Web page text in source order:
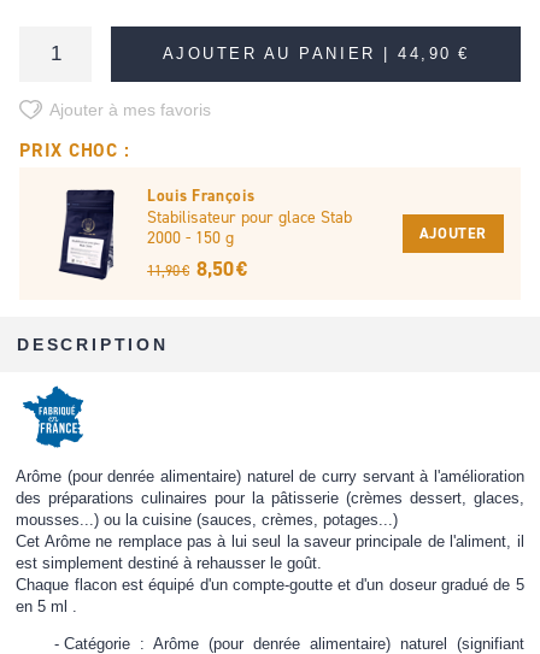
AJOUTER AU PANIER |44,90 €
Ajouter à mes favoris
PRIX CHOC :
Louis François
Stabilisateur pour glace Stab
2000 - 150 g
11,90 € 8,50 €
AJOUTER
DESCRIPTION
Arôme (pour denrée alimentaire) naturel de curry servant à l'amélioration
des préparations culinaires pour la pâtisserie (crèmes dessert, glaces,
mousses...) ou la cuisine (sauces, crèmes, potages...)
Cet Arôme ne remplace pas à lui seul la saveur principale de l'aliment, il
est simplement destiné à rehausser le goût.
Chaque flacon est équipé d'un compte-goutte et d'un doseur gradué de 5
en 5 ml .
Catégorie : Arôme (pour denrée alimentaire) naturel (signifiant